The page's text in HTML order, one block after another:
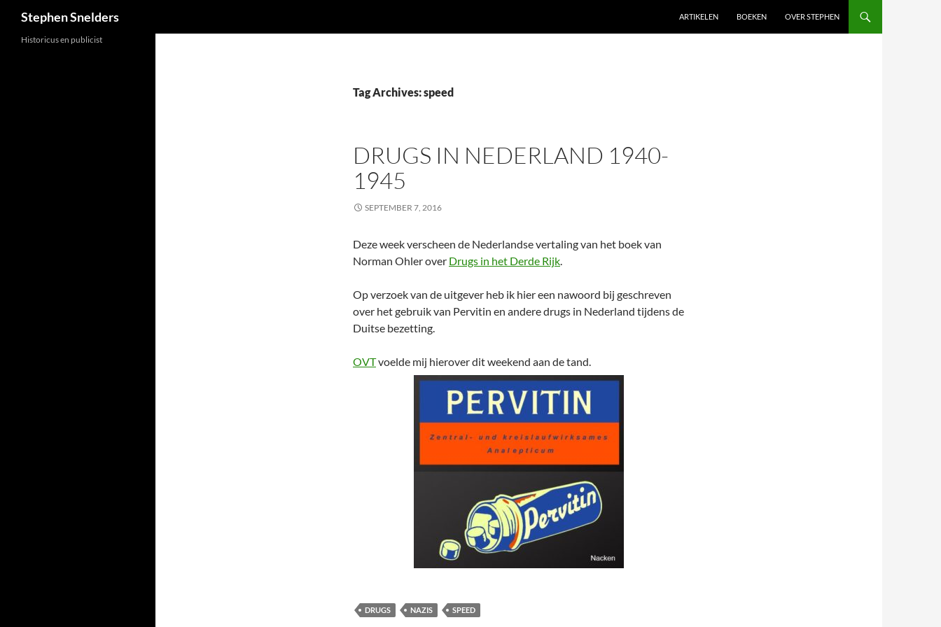
Stephen Snelders
ARTIKELEN
BOEKEN OVER STEPHEN
Tag Archives: speed
DRUGS IN NEDERLAND 1940-
1945
SEPTEMBER 7, 2016
Deze week verscheen de Nederlandse vertaling van het boek van
Norman Ohler over Drugs in het Derde Rijk.
Op verzoek van de uitgever heb ik hier een nawoord bij geschreven
over het gebruik van Pervitin en andere drugs in Nederland tijdens de
Duitse bezetting.
OVTvoelde mij hierover dit weekend aan de tand.
DRUGS NAZIS SPEED
Historicus en publicist